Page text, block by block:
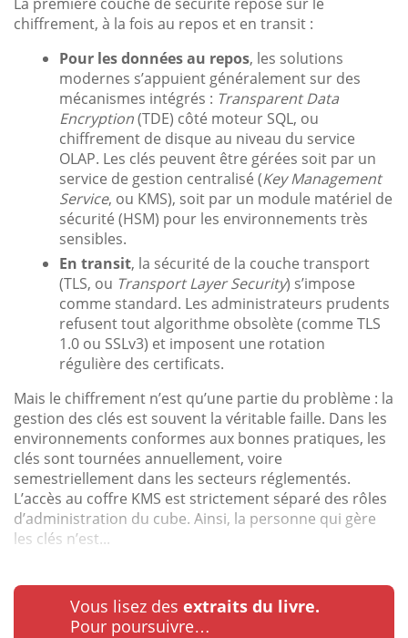
chiffrement, à la fois au repos et en transit :
Pour les données au repos, les solutions
modernes s’appuient généralement sur des
mécanismes intégrés : Transparent Data
Encryption(TDE) côté moteur SQL, ou
chiffrement de disque au niveau du service
OLAP. Les clés peuvent être gérées soit par un
service de gestion centralisé (Key Management
Service, ou KMS), soit par un module matériel de
sécurité (HSM) pour les environnements très
sensibles.
En transit, la sécurité de la couche transport
(TLS, ou Transport Layer Security) s’impose
comme standard. Les administrateurs prudents
refusent tout algorithme obsolète (comme TLS
1.0 ou SSLv3) et imposent une rotation
régulière des certificats.
Mais le chiffrement n’est qu’une partie du problème : la
gestion des clés est souvent la véritable faille. Dans les
environnements conformes aux bonnes pratiques, les
clés sont tournées annuellement, voire
semestriellement dans les secteurs réglementés.
L’accès au coffre KMS est strictement séparé des rôles
d’administration du cube. Ainsi, la personne qui gère
les clés n’est...
Vous lisez des extraits du livre.
Pour poursuivre…